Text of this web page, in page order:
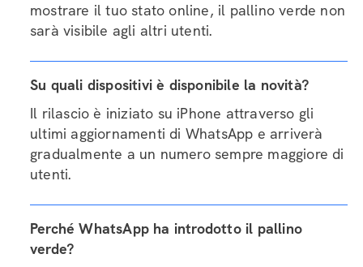
mostrare il tuo stato online, il pallino verde non
sarà visibile agli altri utenti.
Su quali dispositivi è disponibile la novità?
Il rilascio è iniziato su iPhone attraverso gli
ultimi aggiornamenti di WhatsApp e arriverà
gradualmente a un numero sempre maggiore di
utenti.
Perché WhatsApp ha introdotto il pallino
verde?